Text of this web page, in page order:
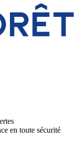
en toute sécurité